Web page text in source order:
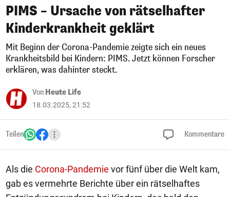
PIMS – Ursache von rätselhafter
Kinderkrankheit geklärt
Mit Beginn der Corona-Pandemie zeigte sich ein neues
Krankheitsbild bei Kindern: PIMS. Jetzt können Forscher
erklären, was dahinter steckt.
Von Heute Life
18.03.2025, 21:52
Teilen Kommentare
Als die Corona-Pandemie vor fünf über die Welt kam,
gab es vermehrte Berichte über ein rätselhaftes